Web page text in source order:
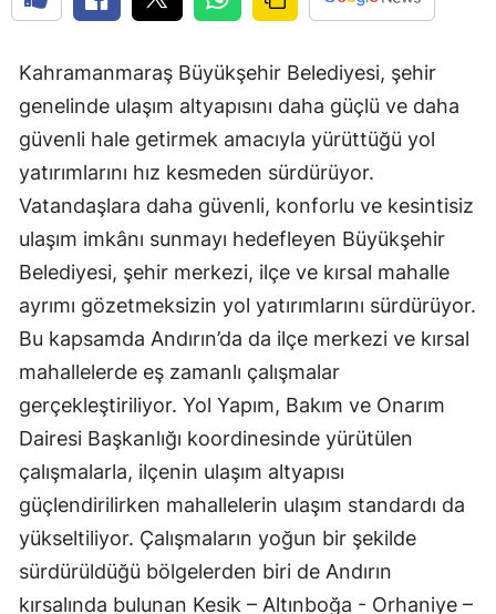
Kahramanmaraş Büyükşehir Belediyesi, şehir
genelinde ulaşım altyapısını daha güçlü ve daha
güvenli hale getirmek amacıyla yürüttüğü yol
yatırımlarını hız kesmeden sürdürüyor.
Vatandaşlara daha güvenli, konforlu ve kesintisiz
ulaşım imkânı sunmayı hedefleyen Büyükşehir
Belediyesi, şehir merkezi, ilçe ve kırsal mahalle
ayrımı gözetmeksizin yol yatırımlarını sürdürüyor.
Bu kapsamda Andırın’da da ilçe merkezi ve kırsal
mahallelerde eş zamanlı çalışmalar
gerçekleştiriliyor. Yol Yapım, Bakım ve Onarım
Dairesi Başkanlığı koordinesinde yürütülen
çalışmalarla, ilçenin ulaşım altyapısı
güçlendirilirken mahallelerin ulaşım standardı da
yükseltiliyor. Çalışmaların yoğun bir şekilde
sürdürüldüğü bölgelerden biri de Andırın
kırsalında bulunan Kesik – Altınboğa - Orhaniye –